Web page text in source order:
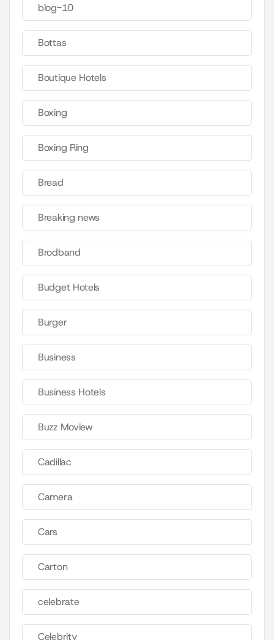
blog-10
Bottas
Boutique Hotels
Boxing
Boxing Ring
Bread
Breaking news
Brodband
Budget Hotels
Burger
Business
Business Hotels
Buzz Moview
Cadillac
Camera
Cars
Carton
celebrate
Celebrity